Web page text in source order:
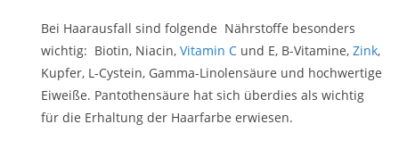
Bei Haarausfall sind folgende Nährstoffe besonders
wichtig: Biotin, Niacin, Vitamin C und E, B-Vitamine, Zink,
Kupfer, L-Cystein, Gamma-Linolensäure und hochwertige
Eiweiße. Pantothensäure hat sich überdies als wichtig
für die Erhaltung der Haarfarbe erwiesen.